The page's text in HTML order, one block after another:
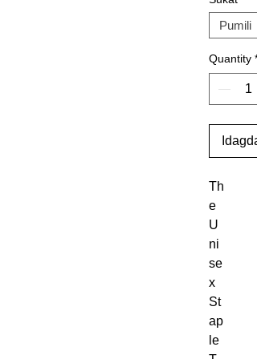
Quantity *
Th
e
U
ni
se
x
St
ap
le